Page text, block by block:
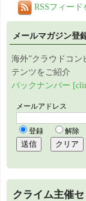
RSSフィード
メールマガジン登
海外”クラウドコン
テンツをご紹介
バックナンバー
クライム主催